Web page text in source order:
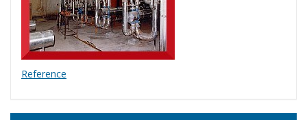
Reference